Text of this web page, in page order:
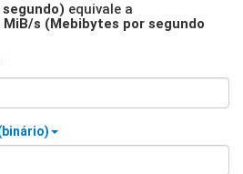
equivale a
MiB/s (Mebibytes por segundo